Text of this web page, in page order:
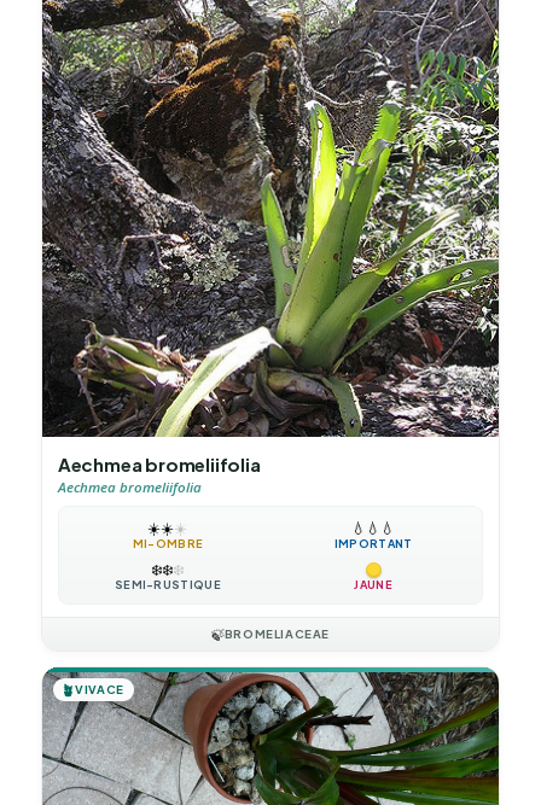
Aechmea bromeliifolia
Aechmea bromeliifolia
☀️☀️☀️
MI-OMBRE
💧 💧 💧
IMPORTANT
❄️❄️❄️
SEMI-RUSTIQUE JAUNE
🍃BROMELIACEAE
🪴VIVACE